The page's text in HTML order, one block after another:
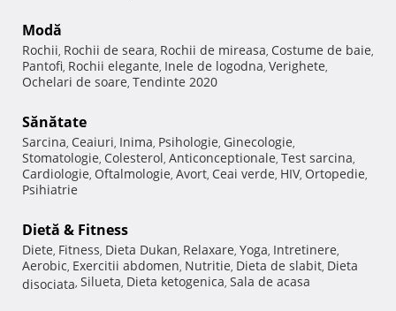
Modă
Rochii, Rochii de seara, Rochii de mireasa, Costume de baie,
Pantofi, Rochii elegante, Inele de logodna, Verighete,
Ochelari de soare, Tendinte 2020
Sănătate
Sarcina, Ceaiuri, Inima, Psihologie, Ginecologie,
Stomatologie, Colesterol, Anticonceptionale, Test sarcina,
Cardiologie, Oftalmologie, Avort, Ceai verde, HIV, Ortopedie,
Psihiatrie
Dietă & Fitness
Diete, Fitness, Dieta Dukan, Relaxare, Yoga, Intretinere,
Aerobic, Exercitii abdomen, Nutritie, Dieta de slabit, Dieta
disociata, Silueta, Dieta ketogenica, Sala de acasa